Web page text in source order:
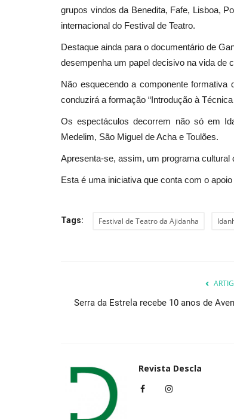
grupos vindos da Benedita, Fafe, Lisboa,
internacional do Festival de Teatro.
Destaque ainda para o documentário de
desempenha um papel decisivo na vida de
Não esquecendo a componente formativa
conduzirá a formação “Introdução à
Os espectáculos decorrem não só em
Medelim, São Miguel de Acha e Toulões.
Apresenta-se, assim, um programa cultural
Esta é uma iniciativa que conta com o
Tags: Festival de Teatro da Ajidanha
Serra da Estrela recebe 10 anos de
Revista Descla
Gomes sopra 29 velas...